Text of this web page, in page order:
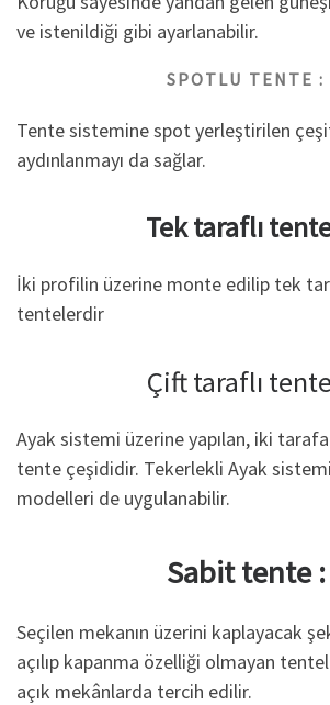
ve istenildiği gibi ayarlanabilir.
SPOTLU TENTE :
Tente sistemine spot yerleştirilen
aydınlanmayı da sağlar.
Tek taraflı
İki profilin üzerine monte edilip tek
tentelerdir
Çift taraflı
Ayak sistemi üzerine yapılan, iki
tente çeşididir. Tekerlekli Ayak
modelleri de uygulanabilir.
Sabit tente :
Seçilen mekanın üzerini kaplayacak
açılıp kapanma özelliği olmayan
açık mekânlarda tercih edilir.